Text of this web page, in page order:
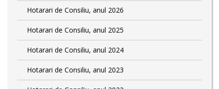
Hotarari de Consiliu, anul 2026
Hotarari de Consiliu, anul 2025
Hotarari de Consiliu, anul 2024
Hotarari de Consiliu, anul 2023